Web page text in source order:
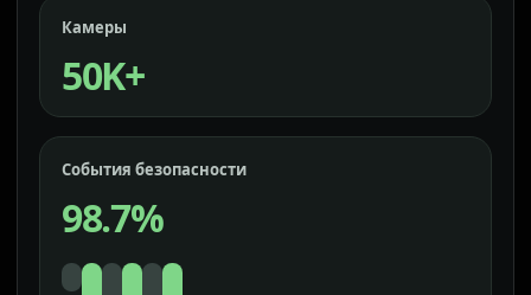
Камеры
50K+
События безопасности
98.7%